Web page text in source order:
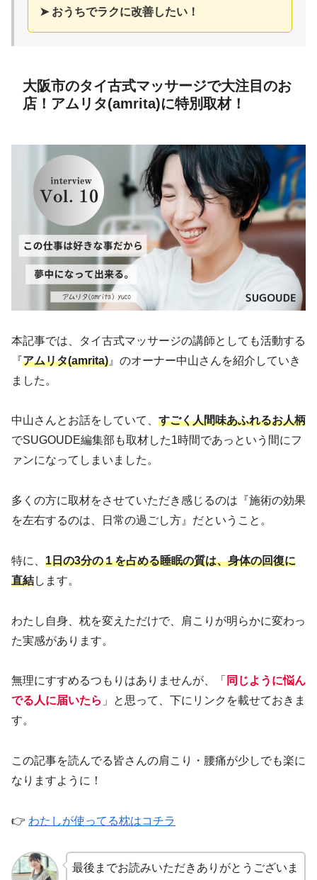
➤ おうちでラクに改善したい！
大阪市のタイ古式マッサージで大注目のお
店！アムリタ(amrita)に特別取材！
本記事では、タイ古式マッサージの講師としても活動する
『アムリタ(amrita) 』のオーナー中山さんを紹介していき
ました。
中山さんとお話をしていて、 すごく人間味あふれるお人柄
でSUGOUDE編集部も取材した1時間であっという間にフ
ァンになってしまいました。
多くの方に取材をさせていただき感じるのは『施術の効果
を左右するのは、日常の過ごし方』だということ。
特に、 1日の3分の１を占める睡眠の質は、身体の回復に
直結します。
わたし自身、枕を変えただけで、肩こりが明らかに変わっ
た実感があります。
無理にすすめるつもりはありませんが、「 同じように悩ん
でる人に届いたら 」と思って、下にリンクを載せておきま
す。
この記事を読んでる皆さんの肩こり・腰痛が少しでも楽に
なりますように！
👉 わたしが使ってる枕はコチラ
最後までお読みいただきありがとうございま